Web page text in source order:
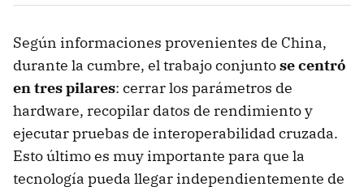
Según informaciones provenientes de China,
durante la cumbre, el trabajo conjuntose centró
en tres pilares: cerrar los parámetros de
hardware, recopilar datos de rendimiento y
ejecutar pruebas de interoperabilidad cruzada.
Esto último es muy importante para que la
tecnología pueda llegar independientemente de